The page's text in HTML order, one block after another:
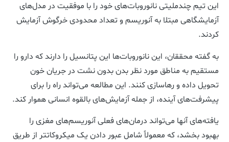
این تیم چندملیتی نانوروبات‌های خود را با موفقیت در مدل‌های
آزمایشگاهی مبتلا به آنوریسم و تعداد محدودی خرگوش آزمایش
کردند.
به گفته محققان، این نانوروبات‌ها این پتانسیل را دارند که دارو را
مستقیم به مناطق مورد نظر بدن بدون نشت در جریان خون
تحویل داده و رهاسازی کنند. این مطالعه می‌تواند راه را برای
پیشرفت‌های آینده، از جمله آزمایش‌های بالقوه انسانی هموار کند.
یافته‌های آنها می‌تواند درمان‌های فعلی آنوریسم‌های مغزی را
بهبود بخشد، که معمولاً شامل عبور دادن یک میکروکاتتر از طریق